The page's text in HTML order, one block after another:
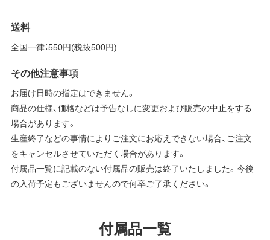
送料
全国一律：550円(税抜500円)
その他注意事項
お届け日時の指定はできません。
商品の仕様、価格などは予告なしに変更および販売の中止をする
場合があります。
生産終了などの事情によりご注文にお応えできない場合、ご注文
をキャンセルさせていただく場合があります。
付属品一覧に記載のない付属品の販売は終了いたしました。今後
の入荷予定もございませんので何卒ご了承ください。
付属品一覧